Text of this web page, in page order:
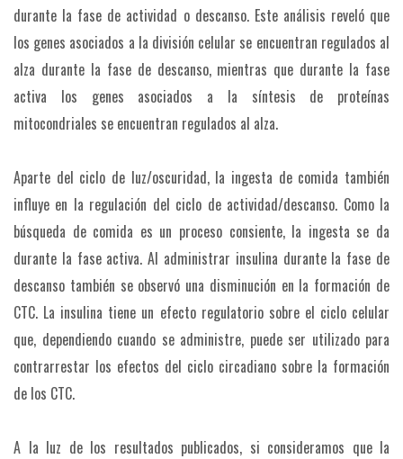
durante la fase de actividad o descanso. Este análisis reveló que
los genes asociados a la división celular se encuentran regulados al
alza durante la fase de descanso, mientras que durante la fase
activa los genes asociados a la síntesis de proteínas
mitocondriales se encuentran regulados al alza.
Aparte del ciclo de luz/oscuridad, la ingesta de comida también
influye en la regulación del ciclo de actividad/descanso. Como la
búsqueda de comida es un proceso consiente, la ingesta se da
durante la fase activa. Al administrar insulina durante la fase de
descanso también se observó una disminución en la formación de
CTC. La insulina tiene un efecto regulatorio sobre el ciclo celular
que, dependiendo cuando se administre, puede ser utilizado para
contrarrestar los efectos del ciclo circadiano sobre la formación
de los CTC.
A la luz de los resultados publicados, si consideramos que la